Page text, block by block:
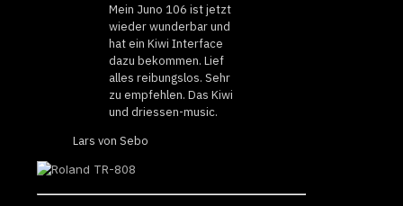
Mein Juno 106 ist jetzt
wieder wunderbar und
hat ein Kiwi Interface
dazu bekommen. Lief
alles reibungslos. Sehr
zu empfehlen. Das Kiwi
und driessen-music.
Lars von Sebo